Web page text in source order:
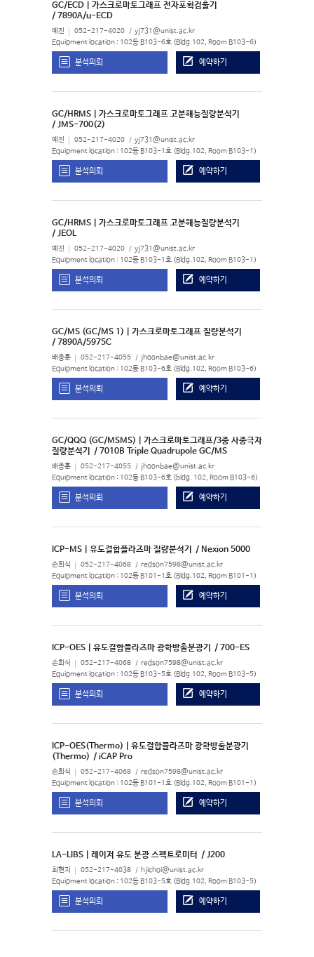
GC/ECD | 가스크로마토그래프 전자포획검출기
/ 7890A/u-ECD
예진 052-217-4020 yj731@unist.ac.kr
Equipment location : 102동 B103-6호 (Bldg.102, Room B103-6)
분석의뢰 예약하기
GC/HRMS | 가스크로마토그래프 고분해능질량분석기
/ JMS-700(2)
예진 052-217-4020 yj731@unist.ac.kr
Equipment location : 102동 B103-1호 (Bldg.102, Room B103-1)
분석의뢰 예약하기
GC/HRMS | 가스크로마토그래프 고분해능질량분석기
/ JEOL
예진 052-217-4020 yj731@unist.ac.kr
Equipment location : 102동 B103-1호 (Bldg.102, Room B103-1)
분석의뢰 예약하기
GC/MS (GC/MS 1) | 가스크로마토그래프 질량분석기
/ 7890A/5975C
배종훈 052-217-4055 jhoonbae@unist.ac.kr
Equipment location : 102동 B103-6호 (Bldg.102, Room B103-6)
분석의뢰 예약하기
GC/QQQ (GC/MSMS) | 가스크로마토그래프/3중 사중극자
질량분석기
/ 7010B Triple Quadrupole GC/MS
배종훈 052-217-4055 jhoonbae@unist.ac.kr
Equipment location : 102동 B103-6호 (bldg. 102, Room B103-6)
분석의뢰 예약하기
ICP-MS | 유도결합플라즈마 질량분석기 / Nexion 5000
손희식 052-217-4068 redson7598@unist.ac.kr
Equipment location : 102동 B101-1호 (Bldg.102, Room B101-1)
분석의뢰 예약하기
ICP-OES | 유도결합플라즈마 광학방출분광기 / 700-ES
손희식 052-217-4068 redson7598@unist.ac.kr
Equipment location : 102동 B103-5호 (Bldg.102, Room B103-5)
분석의뢰 예약하기
ICP-OES(Thermo) | 유도결합플라즈마 광학방출분광기
(Thermo) / iCAP Pro
손희식 052-217-4068 redson7598@unist.ac.kr
Equipment location : 102동 B101-1호 (Bldg.102, Room B101-1)
분석의뢰 예약하기
LA-LIBS | 레이저 유도 분광 스펙트로미터 / J200
최현지 052-217-4038 hjichoi@unist.ac.kr
Equipment location : 102동 B103-5호 (Bldg.102, Room B103-5)
분석의뢰 예약하기